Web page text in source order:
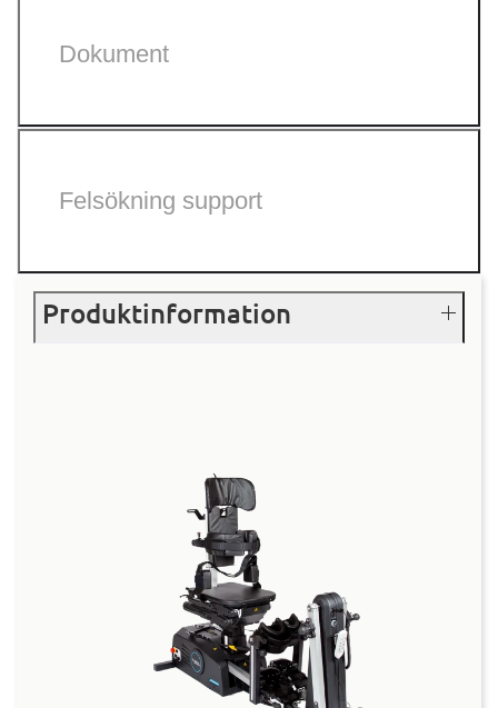
Dokument
Felsökning support
Produktinformation